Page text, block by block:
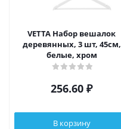
VETTA Набор вешалок
деревянных, 3 шт, 45см,
белые, хром
256.60 ₽
В корзину